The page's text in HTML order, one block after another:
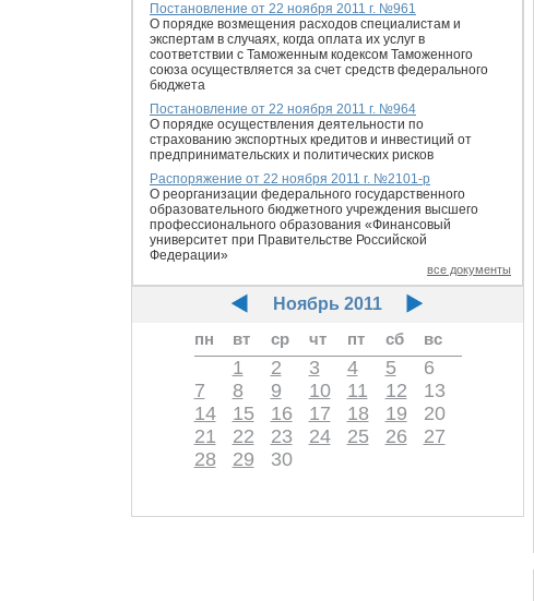
Постановление от 22 ноября 2011 г. №961
О порядке возмещения расходов специалистам и
экспертам в случаях, когда оплата их услуг в
соответствии с Таможенным кодексом Таможенного
союза осуществляется за счет средств федерального
бюджета
Постановление от 22 ноября 2011 г. №964
О порядке осуществления деятельности по
страхованию экспортных кредитов и инвестиций от
предпринимательских и политических рисков
Распоряжение от 22 ноября 2011 г. №2101-р
О реорганизации федерального государственного
образовательного бюджетного учреждения высшего
профессионального образования «Финансовый
университет при Правительстве Российской
Федерации»
все документы
Ноябрь 2011
пн
вт ср чт пт сб вс
1 2 3 4 5
6
7
8 9 10 11 12
13
14
15 16 17 18 19
20
21
22 23 24 25 26
27
28
29 30